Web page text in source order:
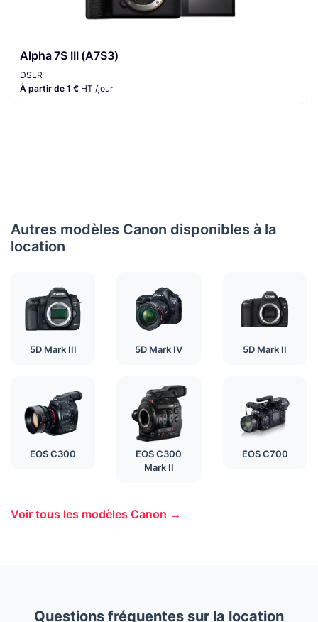
Alpha 7S III (A7S3)
DSLR
À partir de 1 € HT /jour
Autres modèles Canon disponibles à la
location
5D Mark III 5D Mark IV 5D Mark II
EOS C300
EOS C300
Mark II
EOS C700
Voir tous les modèles Canon →
Questions fréquentes sur la location